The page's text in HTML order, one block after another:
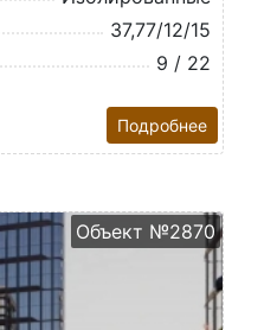
37,77/12/15
9 / 22
Подробнее
Объект №2870